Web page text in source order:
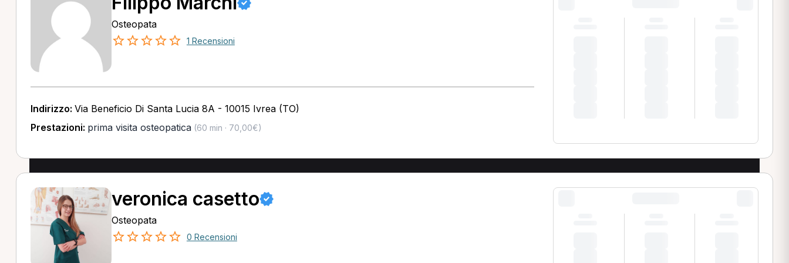
Osteopata
1 Recensioni
Indirizzo: Via Beneficio Di Santa Lucia 8A - 10015 Ivrea (TO)
Prestazioni: prima visita osteopatica(60 min · 70,00€)
veronica casetto
Osteopata
0 Recensioni